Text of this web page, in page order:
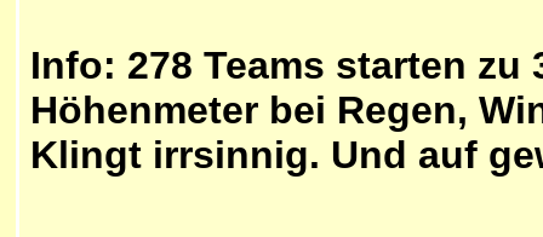
Info: 278 Teams starten zu
Höhenmeter bei Regen,
Klingt irrsinnig. Und auf